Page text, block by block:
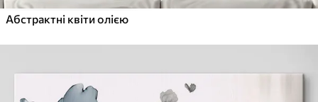
Абстрактні квіти олією